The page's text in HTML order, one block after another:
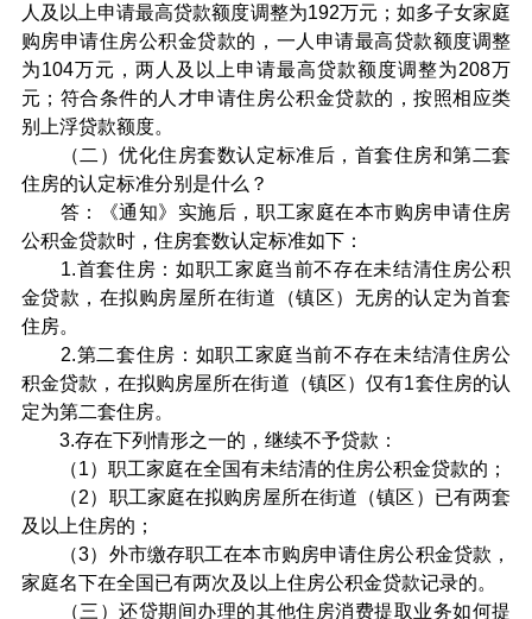
人及以上申请最高贷款额度调整为192万元；如多子女家庭
购房申请住房公积金贷款的，一人申请最高贷款额度调整
为104万元，两人及以上申请最高贷款额度调整为208万
元；符合条件的人才申请住房公积金贷款的，按照相应类
别上浮贷款额度。
（二）优化住房套数认定标准后，首套住房和第二套
住房的认定标准分别是什么？
答：《通知》实施后，职工家庭在本市购房申请住房
公积金贷款时，住房套数认定标准如下：
1.首套住房：如职工家庭当前不存在未结清住房公积
金贷款，在拟购房屋所在街道（镇区）无房的认定为首套
住房。
2.第二套住房：如职工家庭当前不存在未结清住房公
积金贷款，在拟购房屋所在街道（镇区）仅有1套住房的认
定为第二套住房。
3.存在下列情形之一的，继续不予贷款：
（1）职工家庭在全国有未结清的住房公积金贷款的；
（2）职工家庭在拟购房屋所在街道（镇区）已有两套
及以上住房的；
（3）外市缴存职工在本市购房申请住房公积金贷款，
家庭名下在全国已有两次及以上住房公积金贷款记录的。
（三）还贷期间办理的其他住房消费提取业务如何提